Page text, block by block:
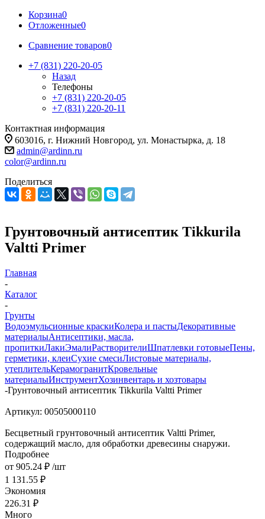
Корзина0
Отложенные0
Сравнение товаров0
+7 (831) 220-20-05
Назад
Телефоны
+7 (831) 220-20-05
+7 (831) 220-20-11
Контактная информация
603016, г. Нижний Новгород, ул. Монастырка, д. 18
admin@ardinn.ru
color@ardinn.ru
Поделиться
Грунтовочный антисептик Tikkurila
Valtti Primer
Главная
-
Каталог
-
Грунты
Водоэмульсионные краскиКолера и пастыДекоративные
материалыАнтисептики, масла,
пропиткиЛакиЭмалиРастворителиШпатлевки готовыеПены,
герметики, клеиСухие смесиЛистовые материалы,
утеплительКерамогранитКровельные
материалыИнструментХозинвентарь и хозтовары
-Грунтовочный антисептик Tikkurila Valtti Primer
Артикул: 00505000110
Бесцветный грунтовочный антисептик Valtti Primer,
содержащий масло, для обработки древесины снаружи.
Подробнее
от 905.24 ₽ /шт
1 131.55 ₽
Экономия
226.31 ₽
Много